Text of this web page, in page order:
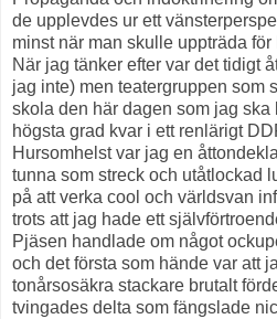
de upplevdes ur ett
minst när man skulle uppträda för
När jag tänker efter var det tidigt
jag inte) men teatergruppen som
skola den här dagen som jag ska
högsta grad kvar i ett renlärigt
Hursomhelst var jag en
tunna som streck och utåtlockad
på att verka cool och världsvan
trots att jag hade ett
Pjäsen handlade om något
och det första som hände var att
tonårsosäkra stackare brutalt
tvingades delta som fängslade